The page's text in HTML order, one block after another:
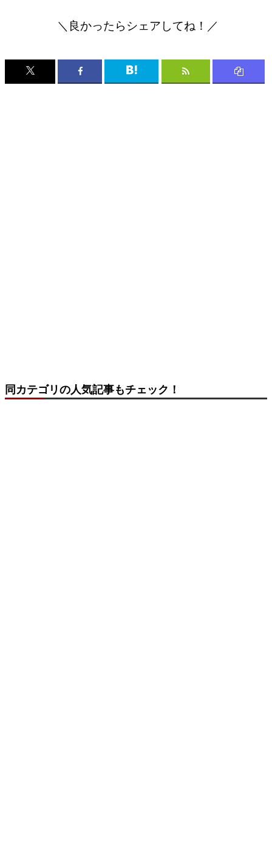
＼良かったらシェアしてね！／
同カテゴリの人気記事もチェック！